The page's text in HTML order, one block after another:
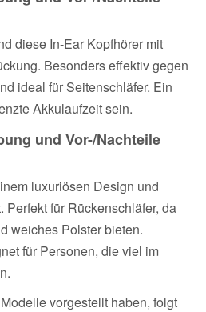
diese In-Ear Kopfhörer mit
Besonders effektiv gegen
ideal für Seitenschläfer. Ein
Akkulaufzeit sein.
und Vor-/Nachteile
luxuriösen Design und
für Rückenschläfer, da
weiches Polster bieten.
für Personen, die viel im
vorgestellt haben, folgt